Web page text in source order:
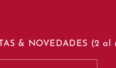
& NOVEDADES (2 al